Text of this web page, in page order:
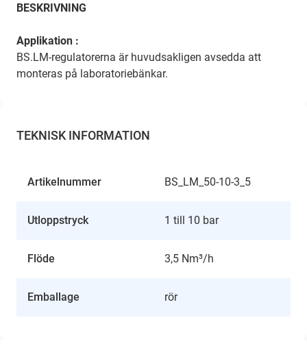
BESKRIVNING
Applikation :
BS.LM-regulatorerna är huvudsakligen avsedda att
monteras på laboratoriebänkar.
TEKNISK INFORMATION
Artikelnummer BS_LM_50-10-3_5
Utloppstryck 1 till 10 bar
Flöde 3,5 Nm³/h
Emballage rör